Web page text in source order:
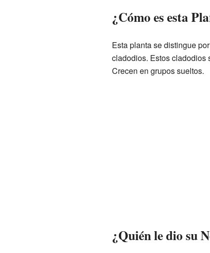
¿Cómo es esta
Esta planta se distingue
cladodios. Estos cladodios
Crecen en grupos sueltos.
¿Quién le dio su